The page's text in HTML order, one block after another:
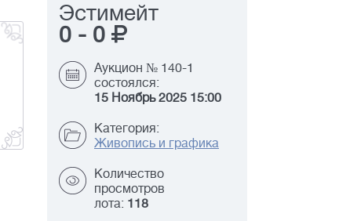
Эстимейт
0 - 0
Аукцион № 140-1
состоялся:
15 Ноябрь 2025 15:00
Категория:
Живопись и графика
Количество
просмотров
лота: 118